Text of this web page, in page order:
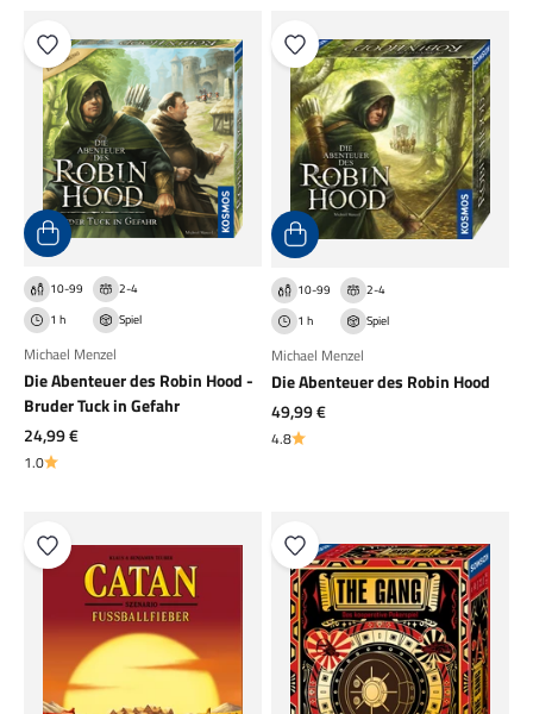
10-99
2-4
1 h
Spiel
Michael Menzel
Die Abenteuer des Robin Hood -
Bruder Tuck in Gefahr
Angebot
24,99 €
1.0
10-99
2-4
1 h
Spiel
Michael Menzel
Die Abenteuer des Robin Hood
Angebot
49,99 €
4.8